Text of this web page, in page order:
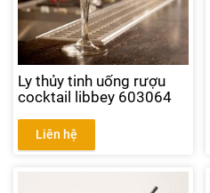
Ly thủy tinh uống rượu
cocktail libbey 603064
Liên hệ